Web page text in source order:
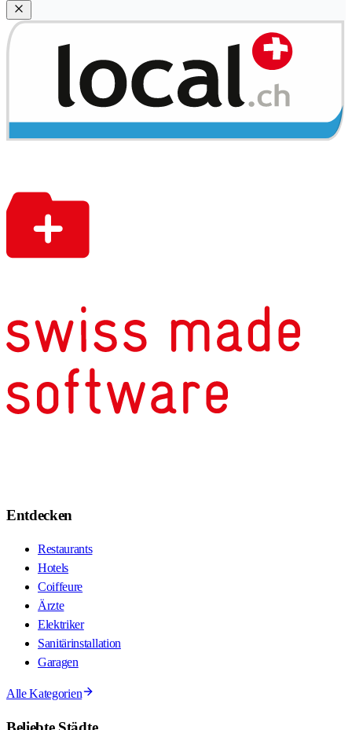
Entdecken
Restaurants
Hotels
Coiffeure
Ärzte
Elektriker
Sanitärinstallation
Garagen
Alle Kategorien